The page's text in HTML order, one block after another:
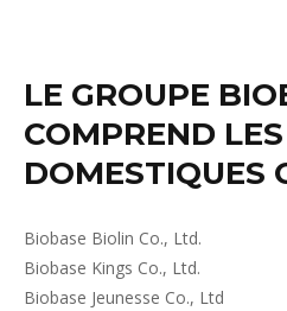
LE GROUPE
COMPREND
DOMESTIQUES
Biobase Biolin Co., Ltd.
Biobase Kings Co., Ltd.
Biobase Jeunesse Co., Ltd